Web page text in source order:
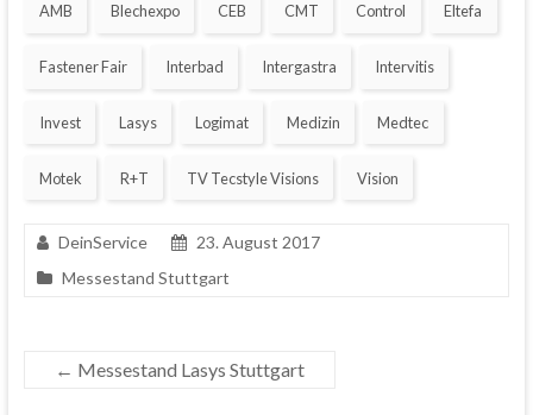
AMB Blechexpo CEB CMT Control Eltefa
Fastener Fair Interbad Intergastra Intervitis
Invest Lasys Logimat Medizin Medtec
Motek R+T TV Tecstyle Visions Vision
DeinService
23. August 2017
Messestand Stuttgart
← Messestand Lasys Stuttgart